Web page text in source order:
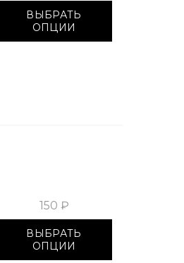
ВЫБРАТЬ
ОПЦИИ
150 ₽
ВЫБРАТЬ
ОПЦИИ